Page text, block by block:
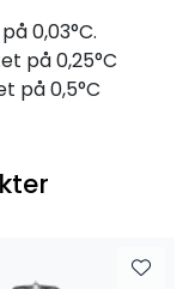
0,03°C.
på 0,25°C
på 0,5°C